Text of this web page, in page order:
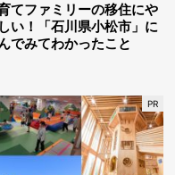
てファミリーの移住にや
い！「石川県小松市」に
でみてわかったこと